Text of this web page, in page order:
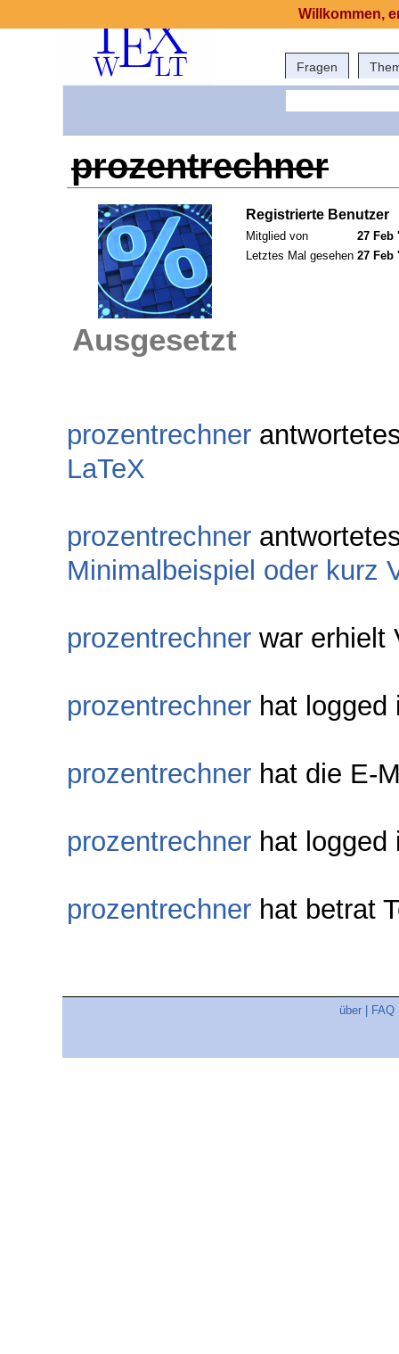
Fragen
prozentrechner
Ausgesetzt
Registrierte Benutzer
Mitglied von
27 Feb
Letztes Mal gesehen 27 Feb
prozentrechner
LaTeX
prozentrechner
Minimalbeispiel oder kurz
prozentrechner war erhielt
prozentrechner hat logged
prozentrechner hat die E-
prozentrechner hat logged
prozentrechner hat betrat
über FAQ
Willkommen,